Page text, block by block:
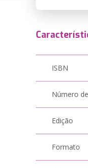
ISBN
Número
Edição
Formato